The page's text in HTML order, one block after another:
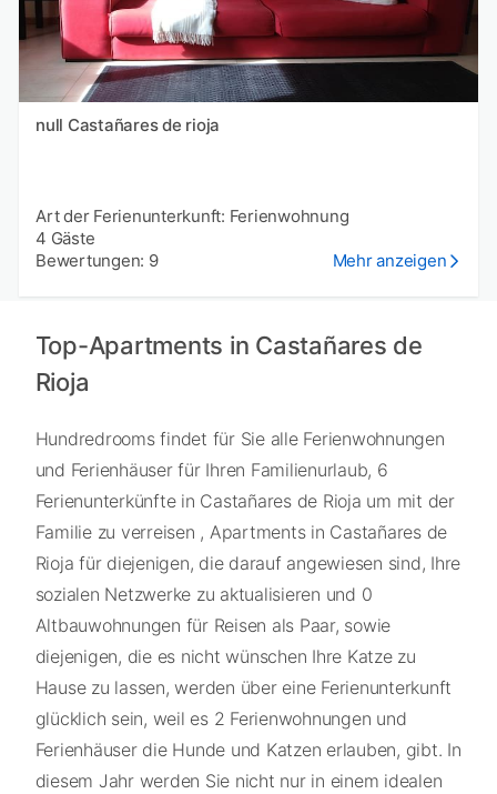
null Castañares de rioja
Art der Ferienunterkunft: Ferienwohnung
4 Gäste
Bewertungen: 9
Mehr anzeigen
Top-Apartments in Castañares de
Rioja
Hundredrooms findet für Sie alle Ferienwohnungen
und Ferienhäuser für Ihren Familienurlaub, 6
Ferienunterkünfte in Castañares de Rioja um mit der
Familie zu verreisen , Apartments in Castañares de
Rioja für diejenigen, die darauf angewiesen sind, Ihre
sozialen Netzwerke zu aktualisieren und 0
Altbauwohnungen für Reisen als Paar, sowie
diejenigen, die es nicht wünschen Ihre Katze zu
Hause zu lassen, werden über eine Ferienunterkunft
glücklich sein, weil es 2 Ferienwohnungen und
Ferienhäuser die Hunde und Katzen erlauben, gibt. In
diesem Jahr werden Sie nicht nur in einem idealen